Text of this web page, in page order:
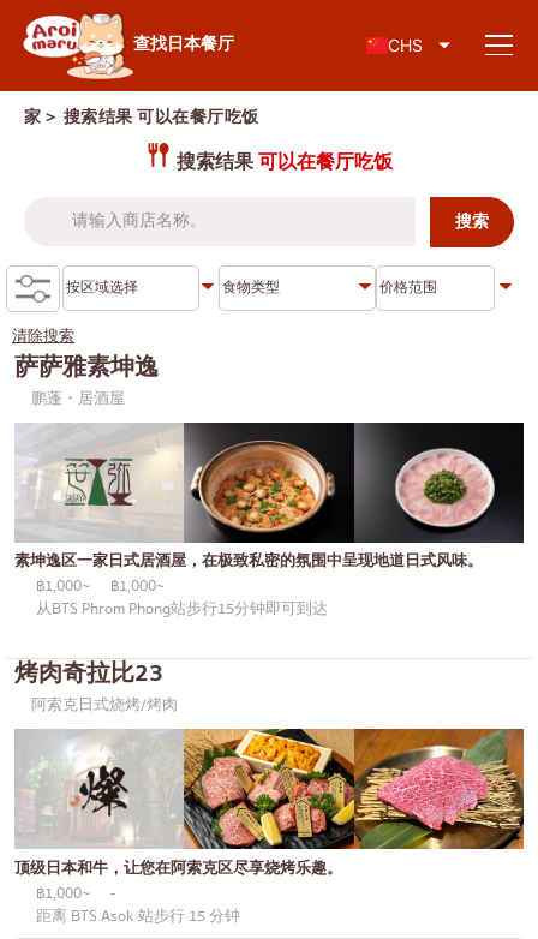
查找日本餐厅 CHS
日本料理
按食物类型搜索
寿司
拉面
居酒屋
日式烤肉/烤肉
猪排盖饭/炸猪排
涮涮锅/寿喜烧
日式咖喱
日式烤鸡肉串
荞麦面/乌冬面
日本糖果
天妇罗
主厨推荐
高级日式餐厅
刺身/海鲜
日式西餐
按地区搜索
查伦克伦
吞武里
暹
通罗
完全相同的
阿索克
阿里
风车
沙吞
论坚果
拉玛九世
知识专栏
特别文章
KOL推荐的文章
家＞ 搜索结果可以在餐厅吃饭
搜索结果可以在餐厅吃饭
清除搜索
萨萨雅素坤逸
鹏蓬・居酒屋
素坤逸区一家日式居酒屋，在极致私密的氛围中呈现地道日式风味。
฿1,000~
฿1,000~
从BTS Phrom Phong站步行15分钟即可到达
烤肉奇拉比23
阿索克日式烧烤/烤肉
顶级日本和牛，让您在阿索克区尽享烧烤乐趣。
฿1,000~
-
距离 BTS Asok 站步行 15 分钟